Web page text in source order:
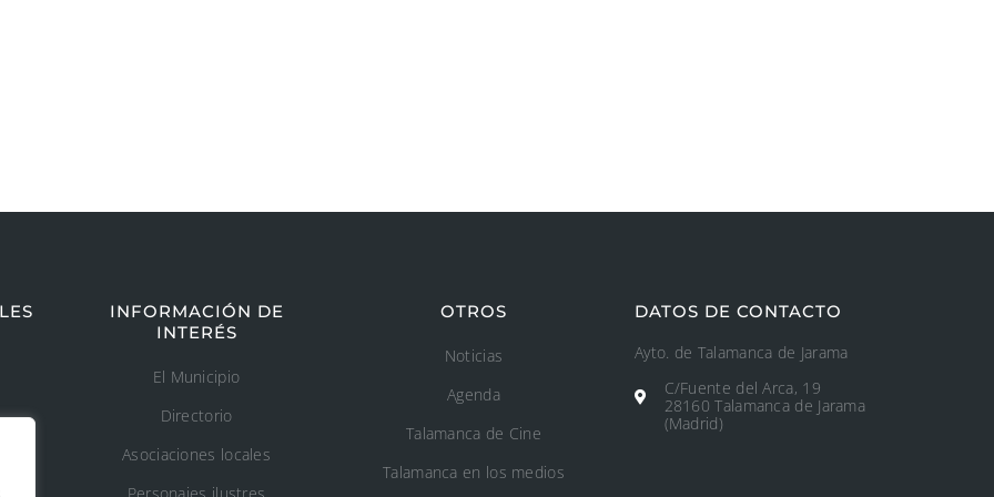
INFORMACIÓN DE
INTERÉS
El Municipio
Directorio
Asociaciones locales
OTROS
Noticias
Agenda
Talamanca de Cine
Talamanca en los medios
DATOS DE CONTACTO
Ayto. de Talamanca de Jarama
C/Fuente del Arca, 19
28160 Talamanca de Jarama
(Madrid)